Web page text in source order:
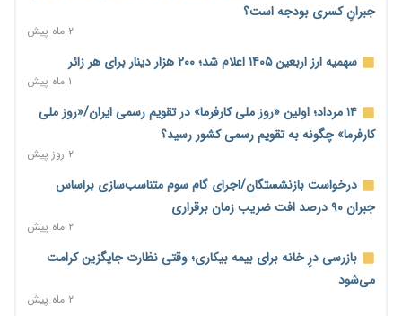
نماینده مجلس: توسعه مرزهای زمینی به راهبرد تأمین کالاهای
اساسی تبدیل شود
۱ روز پیش
خانه کارگر قزوین: شکاف دستمزد و هزینه معیشت هر روز عمیق‌تر
می‌شود
۱ روز پیش
رئیس سازمان امور مالیاتی: بلاگرهای پردرآمد مشمول پرداخت
مالیات هستند
۱ روز پیش
پیش‌بینی افزایش تولید برنج؛ نیاز وارداتی کشور به ۵۰۰ هزار تن
کاهش می‌یابد
۱ روز پیش
جبرانِ کسری بودجه است؟
۲ ماه پیش
سهمیه ارز اربعین ۱۴۰۵ اعلام شد؛ ۲۰۰ هزار دینار برای هر زائر
۱ ماه پیش
۱۴ مرداد؛ اولین «روز ملی کارفرما» در تقویم رسمی ایران/«روز ملی
کارفرما» چگونه به تقویم رسمی کشور رسید؟
۲ روز پیش
درخواست بازنشستگان/اجرای گام سوم متناسب‌سازی براساس
جبران ۹۰ درصد افت ضریب زمان برقراری
۲ ماه پیش
بازرسی درِ خانه برای بیمه بیکاری؛ وقتی نظارت جایگزین کرامت
می‌شود
۲ ماه پیش